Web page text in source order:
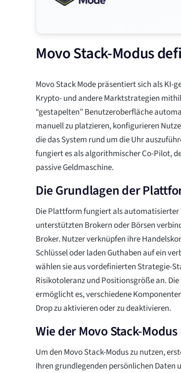
Movo Stack-Modus
Movo Stack Mode präsentiert sich als KI-
Krypto- und andere Marktstrategien
“gestapelten” Benutzeroberfläche
manuell zu platzieren, konfigurieren
die das System rund um die Uhr
fungiert es als algorithmischer Co-Pilot,
passive Geldmaschine.
Die Grundlagen der
Die Plattform fungiert als
unterstützten Brokern oder Börsen
Broker. Nutzer verknüpfen ihre
Schlüssel oder laden Guthaben auf ein
wählen sie aus vordefinierten Strategie-
Risikotoleranz und Positionsgröße an.
ermöglicht es, verschiedene
Drop zu aktivieren oder zu deaktivieren.
Wie der Movo Stack-
Um den Movo Stack-Modus zu nutzen,
Ihren grundlegenden persönlichen Daten